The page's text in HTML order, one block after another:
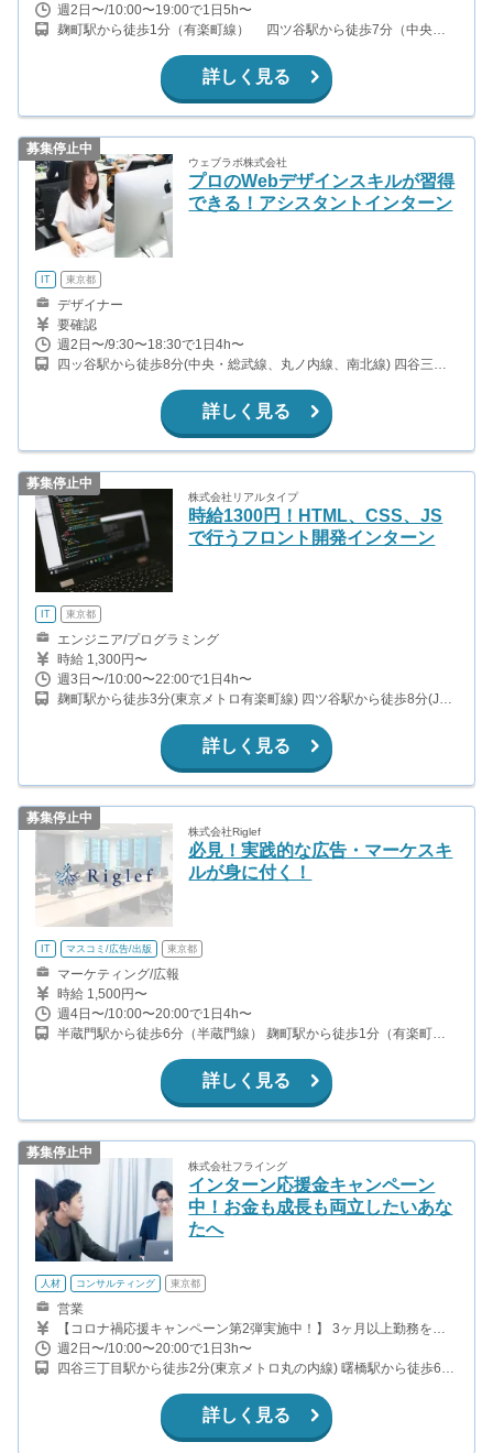
週2日〜/10:00〜19:00で1日5h〜
麹町駅から徒歩1分（有楽町線） 四ツ谷駅から徒歩7分（中央
詳しく見る
募集停止中
ウェブラボ株式会社
プロのWebデザインスキルが習得
できる！アシスタントインターン
IT 東京都
デザイナー
要確認
週2日〜/9:30〜18:30で1日4h〜
四ッ谷駅から徒歩8分(中央・総武線、丸ノ内線、南北線) 四谷三丁
詳しく見る
募集停止中
株式会社リアルタイプ
時給1300円！HTML、CSS、JS
で行うフロント開発インターン
IT 東京都
エンジニア/プログラミング
時給 1,300円〜
週3日〜/10:00〜22:00で1日4h〜
麹町駅から徒歩3分(東京メトロ有楽町線) 四ツ谷駅から徒歩8分(JR
詳しく見る
募集停止中
株式会社Riglef
必見！実践的な広告・マーケスキ
ルが身に付く！
IT マスコミ/広告/出版 東京都
マーケティング/広報
時給 1,500円〜
週4日〜/10:00〜20:00で1日4h〜
半蔵門駅から徒歩6分（半蔵門線） 麹町駅から徒歩1分（有楽町
詳しく見る
募集停止中
株式会社フライング
インターン応援金キャンペーン
中！お金も成長も両立したいあな
たへ
人材 コンサルティング 東京都
営業
【コロナ禍応援キャンペーン第2弾実施中！】 3ヶ月以上勤務を継
続された方に、お祝い金3万円を進呈しています。 (5/15までに採用
され、かつ平均週3日以上勤務した方が対象) フルコミッション(完
全成功報酬制) ・1件契約につき、3,000円〜18,000円 ・先輩インタ
ーンは週2日 1日5時間勤務で月収10万円以上稼いでいます。(時給
換算で2,500円以上) <給与イメージ> 5時間勤務した場合の平均契約
数 ・平日1件 12,500円 ・土日2件 25,000円 →平日1日、土日2
日のペースで勤務した場合、月収見込みは250,000円！
週2日〜/10:00〜20:00で1日3h〜
四谷三丁目駅から徒歩2分(東京メトロ丸の内線) 曙橋駅から徒歩6分
詳しく見る